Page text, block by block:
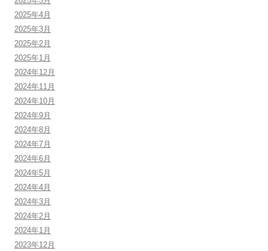
2025年4月
2025年3月
2025年2月
2025年1月
2024年12月
2024年11月
2024年10月
2024年9月
2024年8月
2024年7月
2024年6月
2024年5月
2024年4月
2024年3月
2024年2月
2024年1月
2023年12月